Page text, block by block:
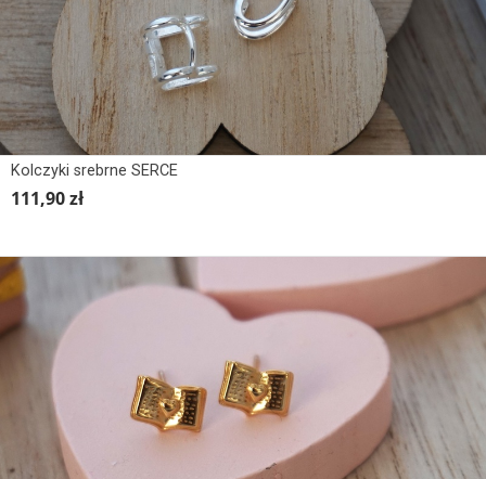
Kolczyki srebrne SERCE
111,90 zł